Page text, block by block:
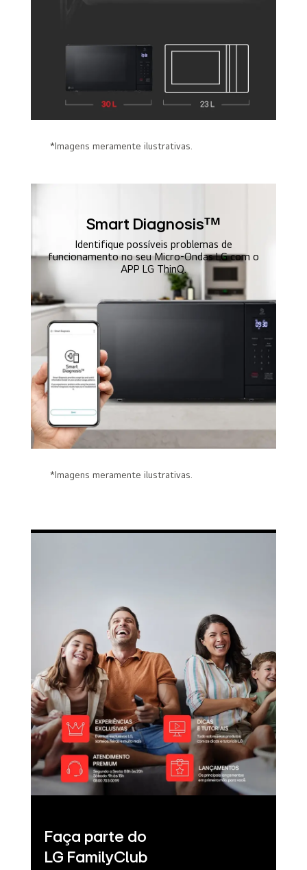
*Imagens meramente ilustrativas.
Smart Diagnosisᵀᴹ
Identifique possíveis problemas de
funcionamento no seu Micro-Ondas LG com o
APP LG ThinQ.
*Imagens meramente ilustrativas.
Faça parte do
LG FamilyClub